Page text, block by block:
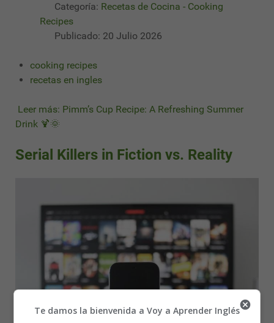
Categoría: Recetas de Cocina - Cooking
Recipes
Publicado: 20 Julio 2026
cooking recipes
recetas en ingles
Leer más: Pimm’s Cup Recipe: A Refreshing Summer
Drink 🍹🌞
Serial Killers in Fiction vs. Reality
Te damos la bienvenida a Voy a Aprender Inglés